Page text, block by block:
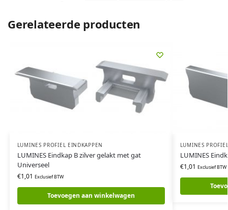
Gerelateerde producten
LUMINES PROFIEL EINDKAPPEN
LUMINES Eindkap B zilver gelakt met gat
Universeel
€1,01 Exclusief BTW
Toevoegen aan winkelwagen
LUMINES
LUMINES
€1,01 Exclusief BTW